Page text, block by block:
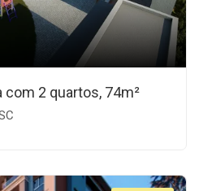
com 2 quartos, 74m²